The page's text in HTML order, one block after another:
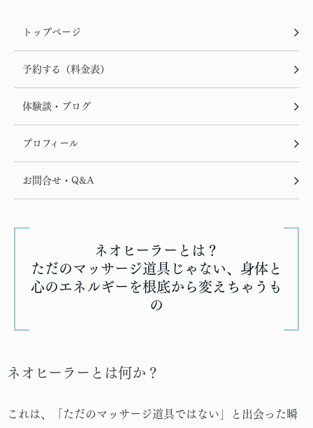
トップページ
予約する（料金表）
体験談・ブログ
プロフィール
お問合せ・Q&A
ネオヒーラーとは？
ただのマッサージ道具じゃない、身体と
心のエネルギーを根底から変えちゃうも
の
ネオヒーラーとは何か？
これは、「ただのマッサージ道具ではない」と出会った瞬